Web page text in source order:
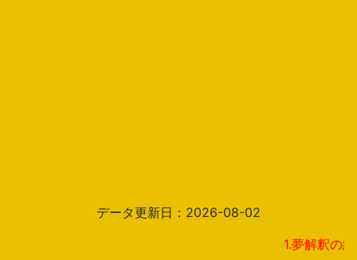
データ更新日：2026-08-02
1.夢解釈の結果ペ